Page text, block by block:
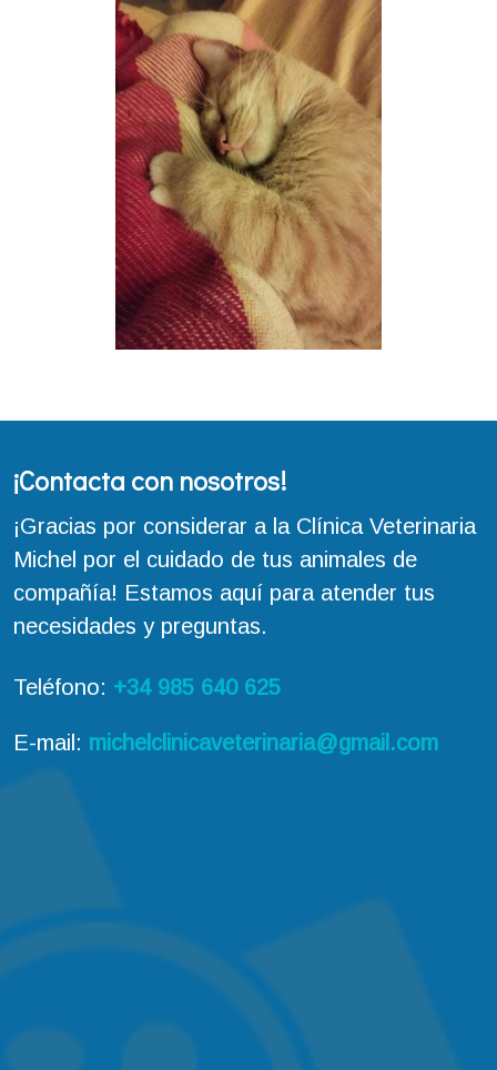
¡Contacta con nosotros!
¡Gracias por considerar a la Clínica Veterinaria
Michel por el cuidado de tus animales de
compañía! Estamos aquí para atender tus
necesidades y preguntas.
Teléfono: +34 985 640 625
E-mail: michelclinicaveterinaria@gmail.com